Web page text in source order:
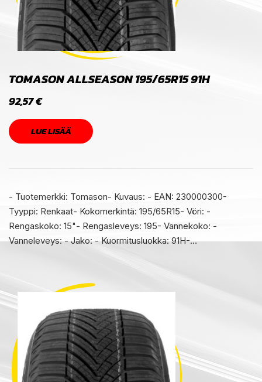
TOMASON ALLSEASON 195/65R15 91H
92,57€
LUE LISÄÄ
- Tuotemerkki: Tomason- Kuvaus: - EAN: 230000300-
Tyyppi: Renkaat- Kokomerkintä: 195/65R15- Vöri: -
Rengaskoko: 15"- Rengasleveys: 195- Vannekoko: -
Vanneleveys: - Jako: - Kuormitusluokka: 91H-…